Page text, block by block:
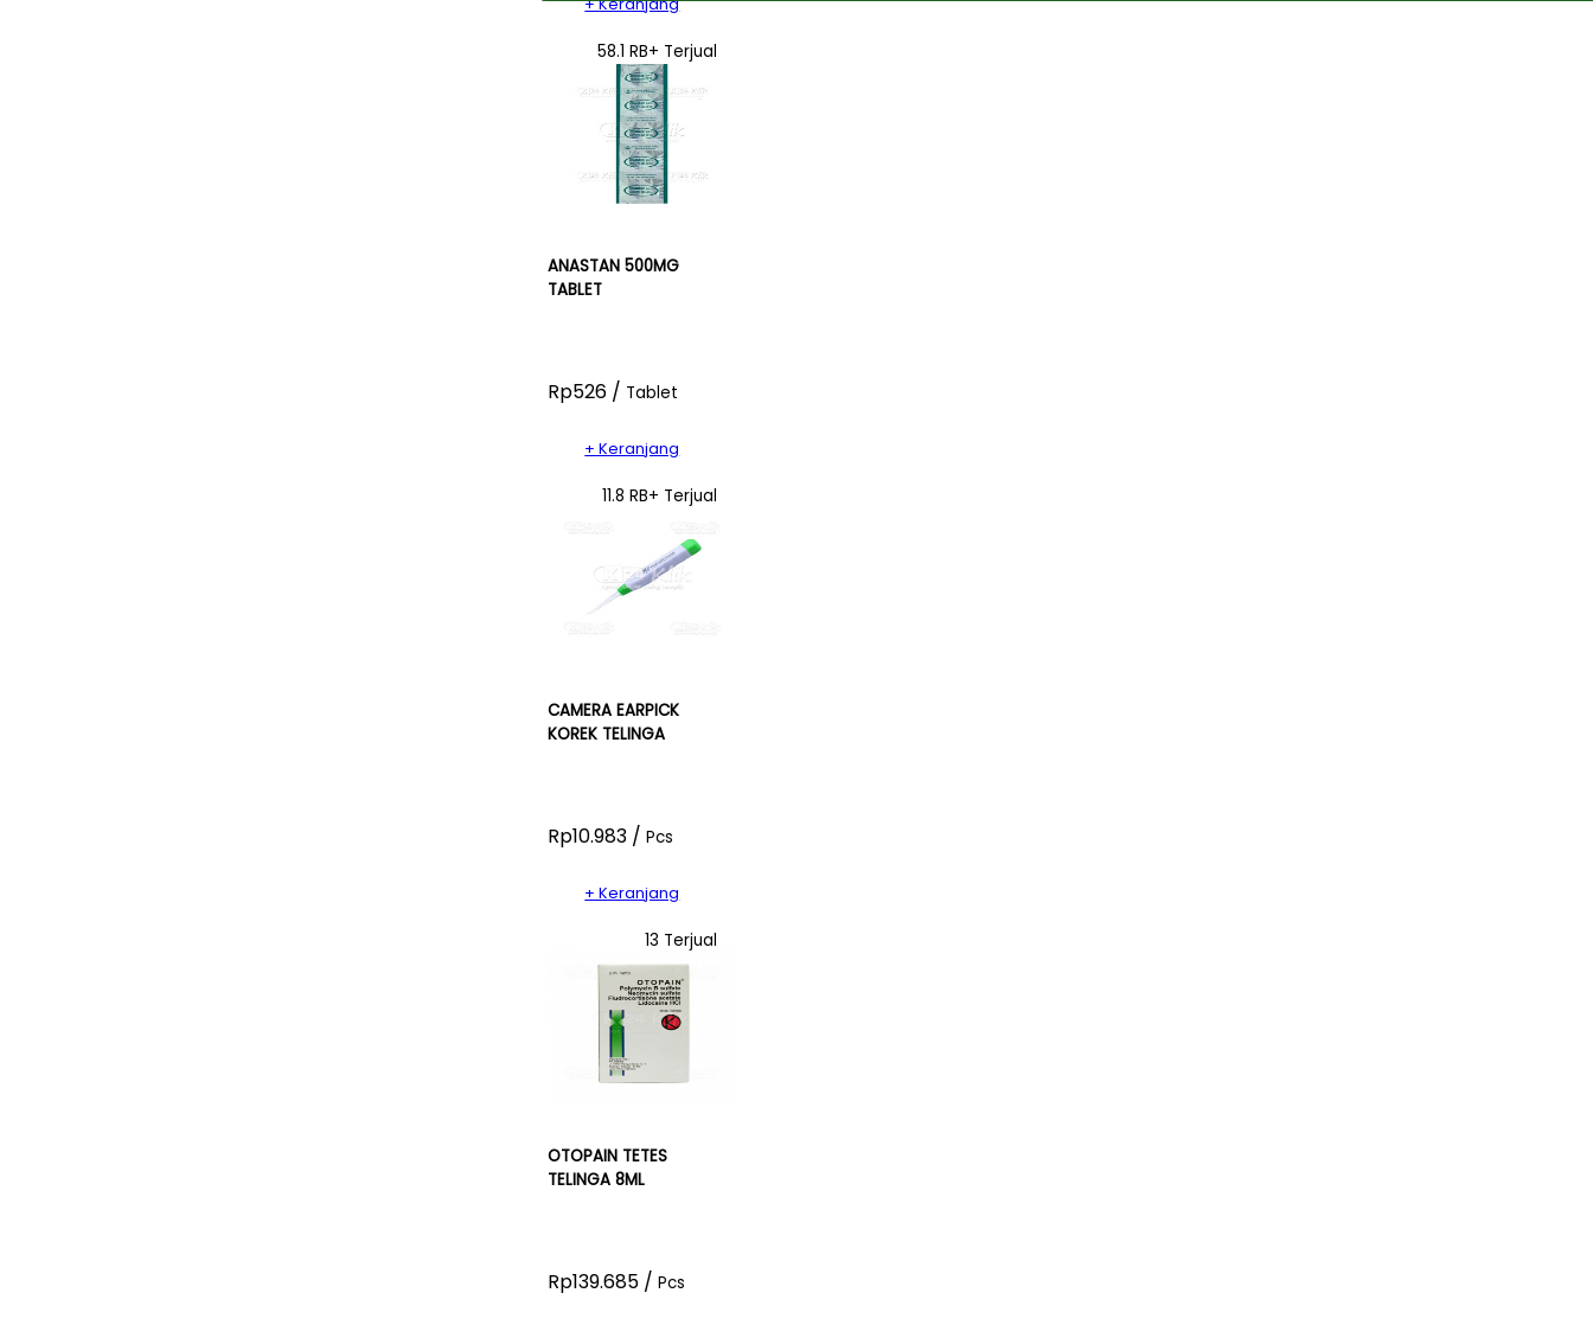
58.1 RB+ Terjual
ANASTAN 500MG
TABLET
Rp526 / Tablet
+ Keranjang
11.8 RB+ Terjual
CAMERA EARPICK
KOREK TELINGA
Rp10.983 / Pcs
+ Keranjang
13 Terjual
OTOPAIN TETES
TELINGA 8ML
Rp139.685 / Pcs